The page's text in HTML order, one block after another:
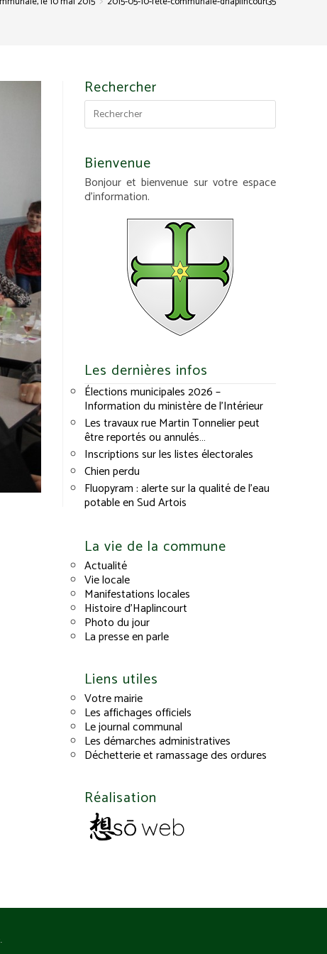
Rechercher
Bienvenue
Bonjour et bienvenue sur votre espace
d'information.
Les dernières infos
Élections municipales 2026 –
Information du ministère de l’Intérieur
Les travaux rue Martin Tonnelier peut
être reportés ou annulés…
Inscriptions sur les listes électorales
Chien perdu
Fluopyram : alerte sur la qualité de l’eau
potable en Sud Artois
La vie de la commune
Actualité
Vie locale
Manifestations locales
Histoire d’Haplincourt
Photo du jour
La presse en parle
Liens utiles
Votre mairie
Les affichages officiels
Le journal communal
Les démarches administratives
Déchetterie et ramassage des ordures
Réalisation